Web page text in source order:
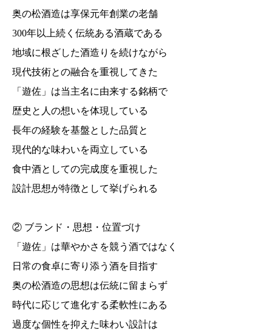
奥の松酒造は享保元年創業の老舗
300年以上続く伝統ある酒蔵である
地域に根ざした酒造りを続けながら
現代技術との融合を重視してきた
「遊佐」は当主名に由来する銘柄で
歴史と人の想いを体現している
長年の経験を基盤とした品質と
現代的な味わいを両立している
食中酒としての完成度を重視した
設計思想が特徴として挙げられる
② ブランド・思想・位置づけ
「遊佐」は華やかさを競う酒ではなく
日常の食卓に寄り添う酒を目指す
奥の松酒造の思想は伝統に留まらず
時代に応じて進化する柔軟性にある
過度な個性を抑えた味わい設計は